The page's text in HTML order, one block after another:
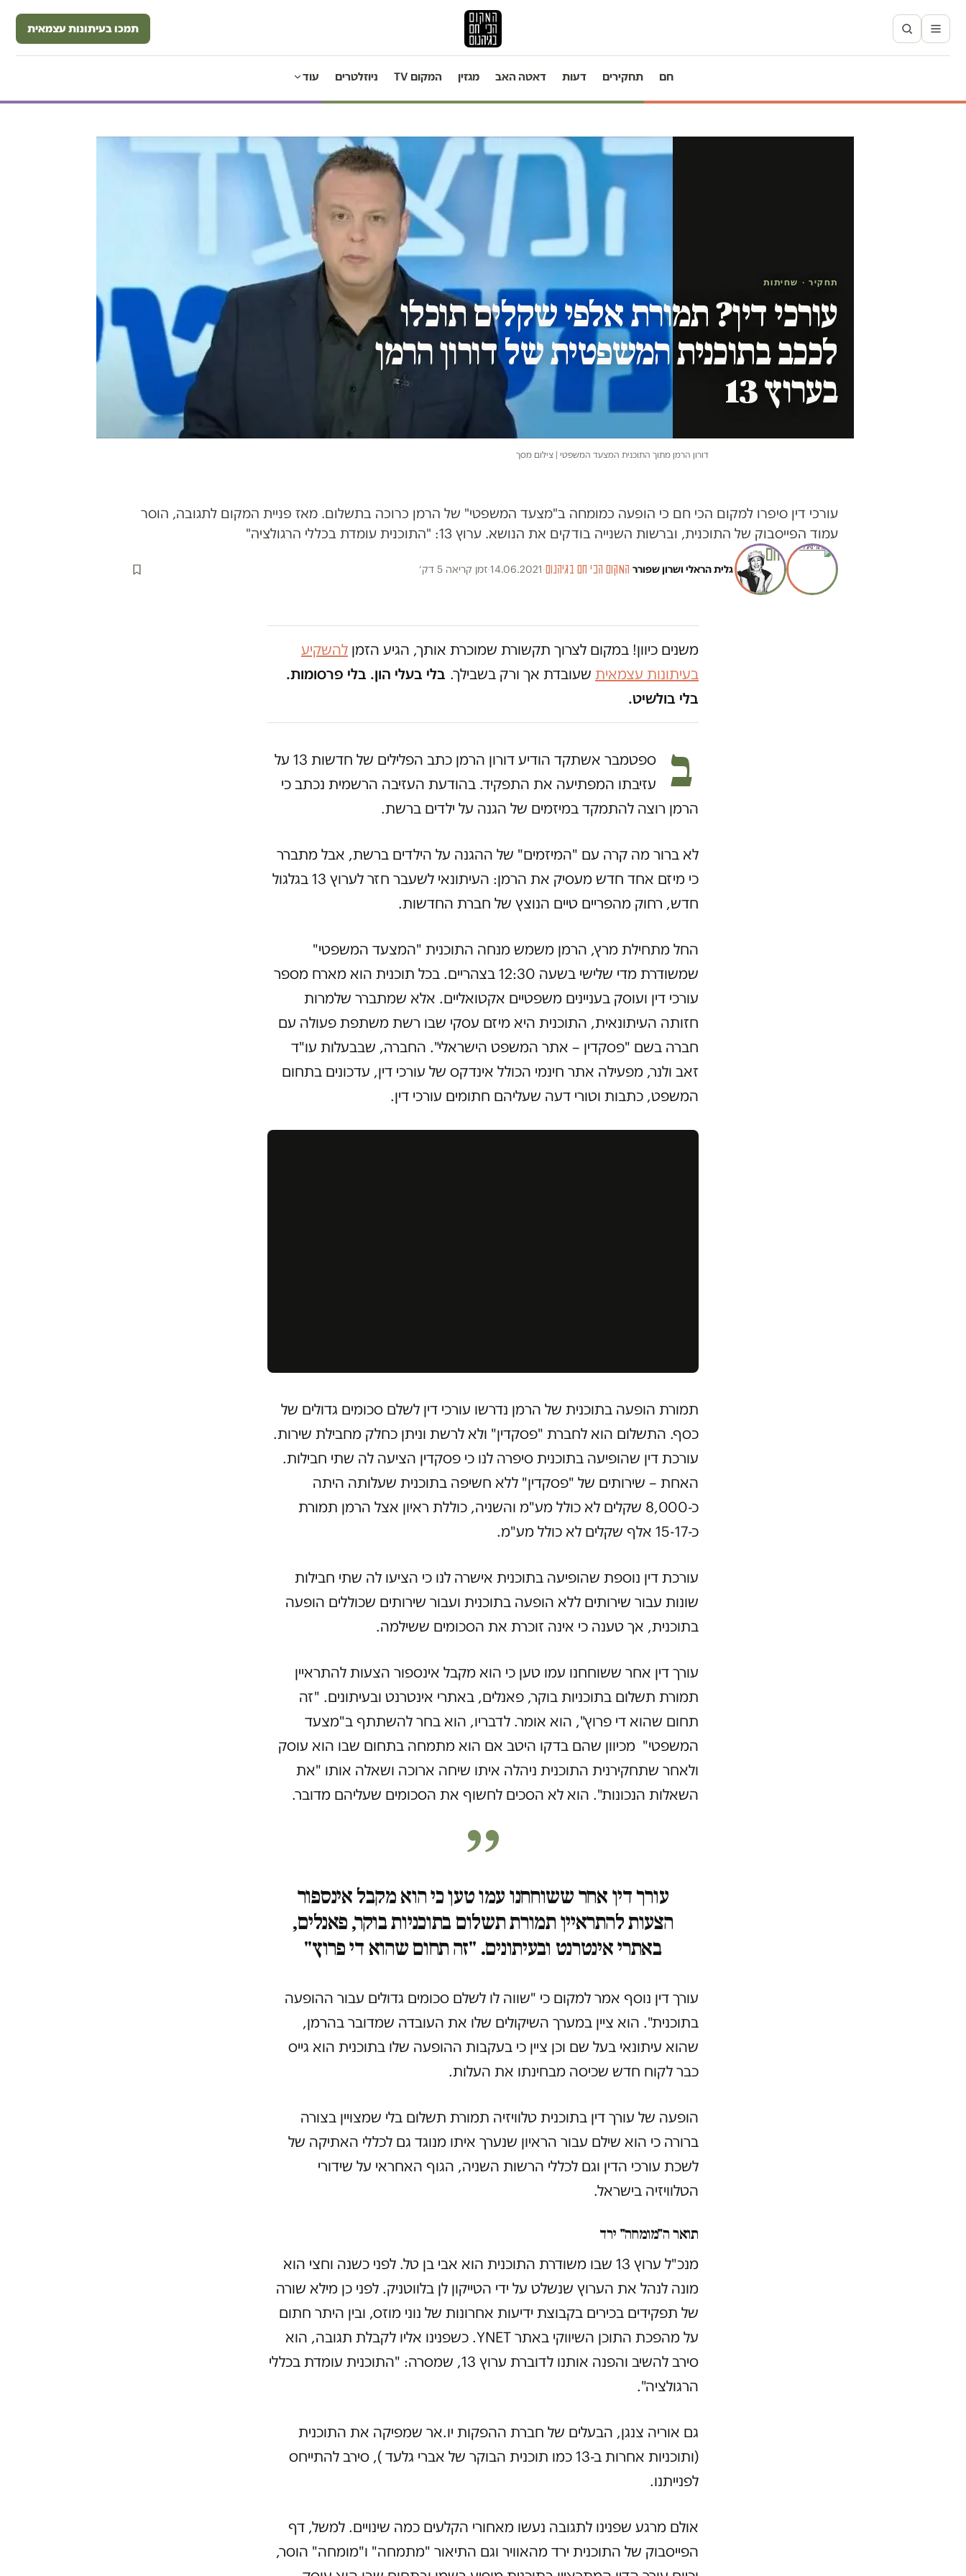
תמכו בעיתונות עצמאית
חם תחקירים דעות דאטה האב מגזין המקום TV ניוזלטרים עוד
תחקיר · שחיתות
עורכי דין? תמורת אלפי שקלים תוכלו
לככב בתוכנית המשפטית של דורון הרמן
בערוץ 13
דורון הרמן מתוך התוכנית המצעד המשפטי | צילום מסך
עורכי דין סיפרו למקום הכי חם כי הופעה כמומחה ב"מצעד המשפטי" של הרמן כרוכה בתשלום. מאז פניית המקום לתגובה, הוסר
עמוד הפייסבוק של התוכנית, וברשות השנייה בודקים את הנושא. ערוץ 13: "התוכנית עומדת בכללי הרגולציה"
גלית הראלי ושרון שפורר·המקום הכי חם בגיהנום·
14.06.2021
·זמן קריאה 5 דק׳
משנים כיוון! במקום לצרוך תקשורת שמוכרת אותך, הגיע הזמן להשקיע
בעיתונות עצמאית שעובדת אך ורק בשבילך. בלי בעלי הון. בלי פרסומות.
בלי בולשיט.
ב
ספטמבר אשתקד הודיע דורון הרמן כתב הפלילים של חדשות 13 על
עזיבתו המפתיעה את התפקיד. בהודעת העזיבה הרשמית נכתב כי
הרמן רוצה להתמקד במיזמים של הגנה על ילדים ברשת.
לא ברור מה קרה עם "המיזמים" של ההגנה על הילדים ברשת, אבל מתברר
כי מיזם אחד חדש מעסיק את הרמן: העיתונאי לשעבר חזר לערוץ 13 בגלגול
חדש, רחוק מהפריים טיים הנוצץ של חברת החדשות.
החל מתחילת מרץ, הרמן משמש מנחה התוכנית "המצעד המשפטי"
שמשודרת מדי שלישי בשעה 12:30 בצהריים. בכל תוכנית הוא מארח מספר
עורכי דין ועוסק בעניינים משפטיים אקטואליים. אלא שמתברר שלמרות
חזותה העיתונאית, התוכנית היא מיזם עסקי שבו רשת משתפת פעולה עם
חברה בשם "פסקדין – אתר המשפט הישראלי". החברה, שבבעלות עו"ד
זאב ולנר, מפעילה אתר חינמי הכולל אינדקס של עורכי דין, עדכונים בתחום
המשפט, כתבות וטורי דעה שעליהם חתומים עורכי דין.
תמורת הופעה בתוכנית של הרמן נדרשו עורכי דין לשלם סכומים גדולים של
כסף. התשלום הוא לחברת "פסקדין" ולא לרשת וניתן כחלק מחבילת שירות.
עורכת דין שהופיעה בתוכנית סיפרה לנו כי פסקדין הציעה לה שתי חבילות.
האחת – שירותים של "פסקדין" ללא חשיפה בתוכנית שעלותה היתה
כ-8,000 שקלים לא כולל מע"מ והשניה, כוללת ראיון אצל הרמן תמורת
כ-15-17 אלף שקלים לא כולל מע"מ.
עורכת דין נוספת שהופיעה בתוכנית אישרה לנו כי הציעו לה שתי חבילות
שונות עבור שירותים ללא הופעה בתוכנית ועבור שירותים שכוללים הופעה
בתוכנית, אך טענה כי אינה זוכרת את הסכומים ששילמה.
עורך דין אחר ששוחחנו עמו טען כי הוא מקבל אינספור הצעות להתראיין
תמורת תשלום בתוכניות בוקר, פאנלים, באתרי אינטרנט ובעיתונים. "זה
תחום שהוא די פרוץ", הוא אומר. לדבריו, הוא בחר להשתתף ב"מצעד
המשפטי" מכיוון שהם בדקו היטב אם הוא מתמחה בתחום שבו הוא עוסק
ולאחר שתחקירנית התוכנית ניהלה איתו שיחה ארוכה ושאלה אותו "את
השאלות הנכונות". הוא לא הסכים לחשוף את הסכומים שעליהם מדובר.
עורך דין אחר ששוחחנו עמו טען כי הוא מקבל אינספור
הצעות להתראיין תמורת תשלום בתוכניות בוקר, פאנלים,
באתרי אינטרנט ובעיתונים. "זה תחום שהוא די פרוץ"
עורך דין נוסף אמר למקום כי "שווה לו לשלם סכומים גדולים עבור ההופעה
בתוכנית". הוא ציין במערך השיקולים שלו את העובדה שמדובר בהרמן,
שהוא עיתונאי בעל שם וכן ציין כי בעקבות ההופעה שלו בתוכנית הוא גייס
כבר לקוח חדש שכיסה מבחינתו את העלות.
הופעה של עורך דין בתוכנית טלוויזיה תמורת תשלום בלי שמצויין בצורה
ברורה כי הוא שילם עבור הראיון שנערך איתו מנוגד גם לכללי האתיקה של
לשכת עורכי הדין וגם לכללי הרשות השניה, הגוף האחראי על שידורי
הטלוויזיה בישראל.
תואר ה"מומחה" ירד
מנכ"ל ערוץ 13 שבו משודרת התוכנית הוא אבי בן טל. לפני כשנה וחצי הוא
מונה לנהל את הערוץ שנשלט על ידי הטייקון לן בלווטניק. לפני כן מילא שורה
של תפקידים בכירים בקבוצת ידיעות אחרונות של נוני מוזס, ובין היתר חתום
על מהפכת התוכן השיווקי באתר YNET. כשפנינו אליו לקבלת תגובה, הוא
סירב להשיב והפנה אותנו לדוברת ערוץ 13, שמסרה: "התוכנית עומדת בכללי
הרגולציה".
גם אוריה צנגן, הבעלים של חברת ההפקות יו.אר שמפיקה את התוכנית
(ותוכניות אחרות ב-13 כמו תוכנית הבוקר של אברי גלעד ), סירב להתייחס
לפנייתנו.
אולם מרגע שפנינו לתגובה נעשו מאחורי הקלעים כמה שינויים. למשל, דף
הפייסבוק של התוכנית ירד מהאוויר וגם התיאור "מתמחה" ו"מומחה" הוסר,